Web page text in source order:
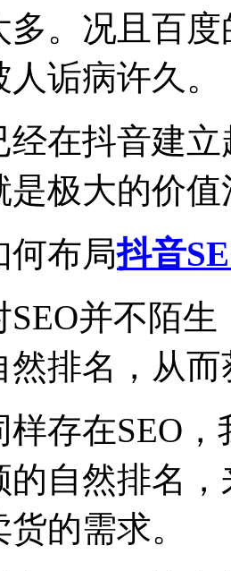
多。况且百
诟病许久。
抖音建立
是极大的价值
布局抖音
并不陌生
然排名，从
在SEO，
的自然排名
的需求。